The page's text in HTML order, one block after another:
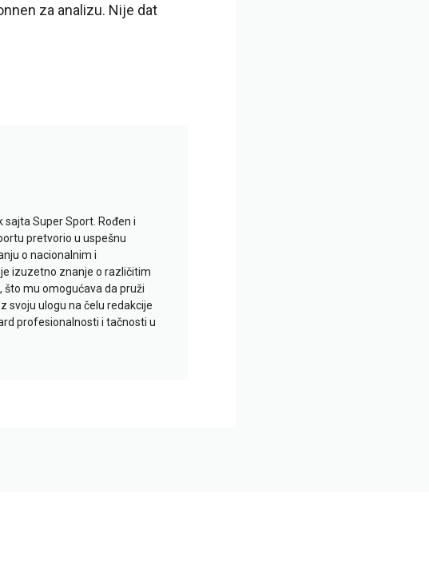
za analizu. Nije dat
sajta Super Sport. Rođen i
pretvorio u uspešnu
o nacionalnim i
izuzetno znanje o različitim
što mu omogućava da pruži
svoju ulogu na čelu redakcije
profesionalnosti i tačnosti u